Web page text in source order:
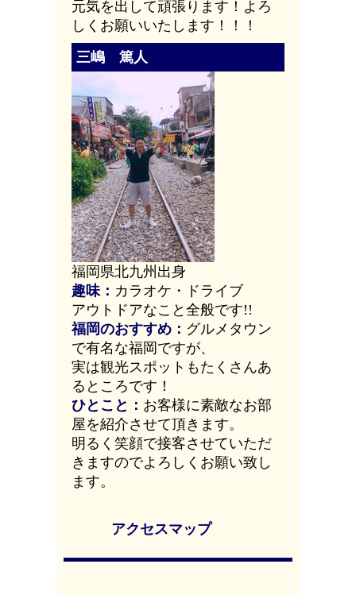
元気を出して頑張ります！よろ
しくお願いいたします！！！
三嶋 篤人
福岡県北九州出身
趣味： カラオケ・ドライブ
アウトドアなこと全般です!!
福岡のおすすめ： グルメタウン
で有名な福岡ですが、
実は観光スポットもたくさんあ
るところです！
ひとこと： お客様に素敵なお部
屋を紹介させて頂きます。
明るく笑顔で接客させていただ
きますのでよろしくお願い致し
ます。
アクセスマップ